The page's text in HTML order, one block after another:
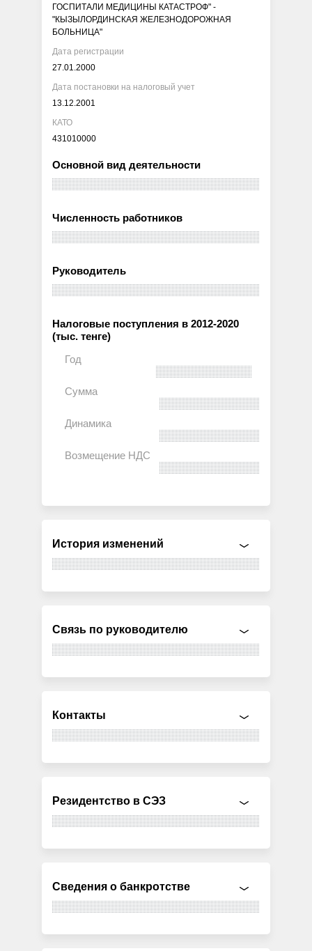
ГОСПИТАЛИ МЕДИЦИНЫ КАТАСТРОФ" -
"КЫЗЫЛОРДИНСКАЯ ЖЕЛЕЗНОДОРОЖНАЯ
БОЛЬНИЦА"
Дата регистрации
27.01.2000
Дата постановки на налоговый учет
13.12.2001
КАТО
431010000
Основной вид деятельности
Численность работников
Руководитель
Налоговые поступления в 2012-2020
(тыс. тенге)
История изменений
Связь по руководителю
Контакты
Резидентство в СЭЗ
Сведения о банкротстве